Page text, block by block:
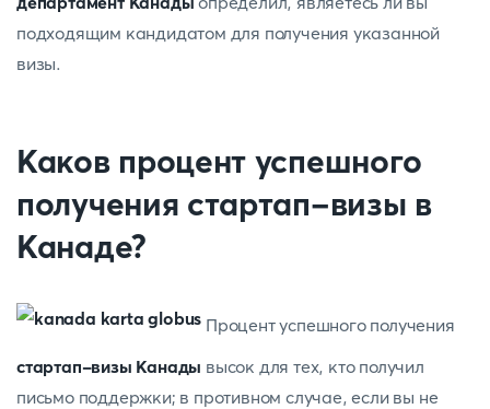
подходящим кандидатом для получения указанной
визы.
Каков процент успешного
получения стартап-визы в
Канаде?
Процент успешного получения
стартап-визы Канады высок для тех, кто получил
письмо поддержки; в противном случае, если вы не